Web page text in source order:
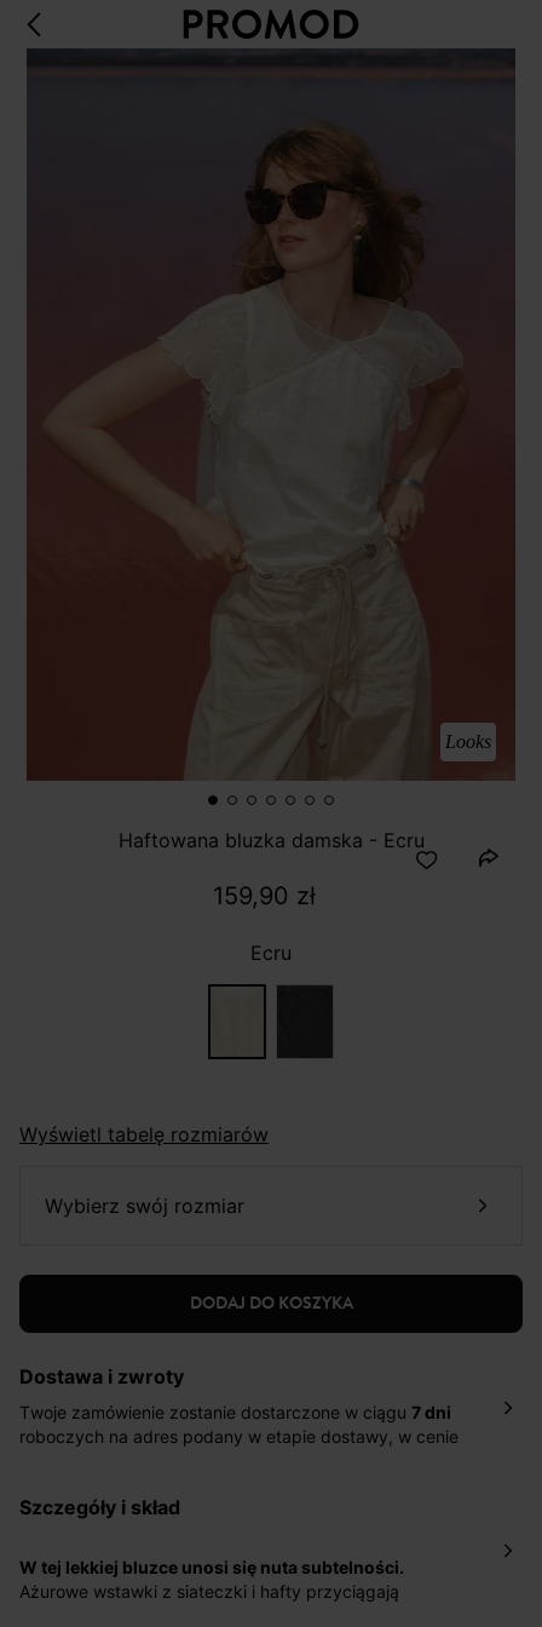
Looks
Haftowana bluzka damska - Ecru
159,90 zł
Ecru
Wyświetl tabelę rozmiarów
wybierz swój rozmiar
DODAJ DO KOSZYKA
Dostawa i zwroty
Twoje zamówienie zostanie dostarczone w ciągu 7 dni
roboczych na adres podany w etapie dostawy, w cenie
pośrednictwem DHL Express.
roboczych do wybranego przez Ciebie paczkomatu , a
koszt przesyłki wynosi 9,40 zł.
szczegóły i skład
W tej lekkiej bluzce unosi się nuta subtelności.
Ażurowe wstawki z siateczki i hafty przyciągają